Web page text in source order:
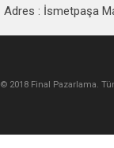
Adres : İsmetpaşa
© 2018 Final Pazarlama.